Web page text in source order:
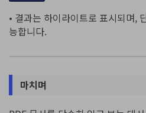
• 결과는 하이라이트로 표시되며,
능합니다.
마치며